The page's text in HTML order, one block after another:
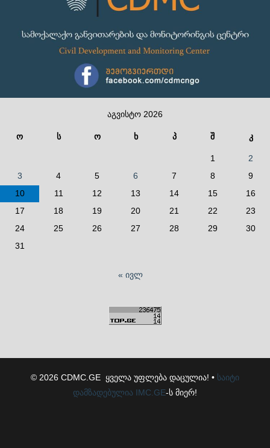
აგვისტო 2026
ო ს ო ხ პ შ კ
1
2
3
4 5 6 7 8
9
10
11 12 13 14 15
16
17
18 19 20 21 22
23
24
25 26 27 28 29
30
31
« ივლ
© 2026 CDMC.GE ყველა უფლება დაცულია! • საიტი
დამზადებულია IMC.GE-ს მიერ!